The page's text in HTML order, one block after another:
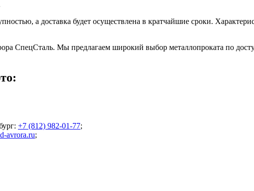
а доставка будет осуществлена в кратчайшие сроки.
СпецСталь. Мы предлагаем широкий выбор металлопроката по
: +7 (812) 982-01-77;
avrora.ru;